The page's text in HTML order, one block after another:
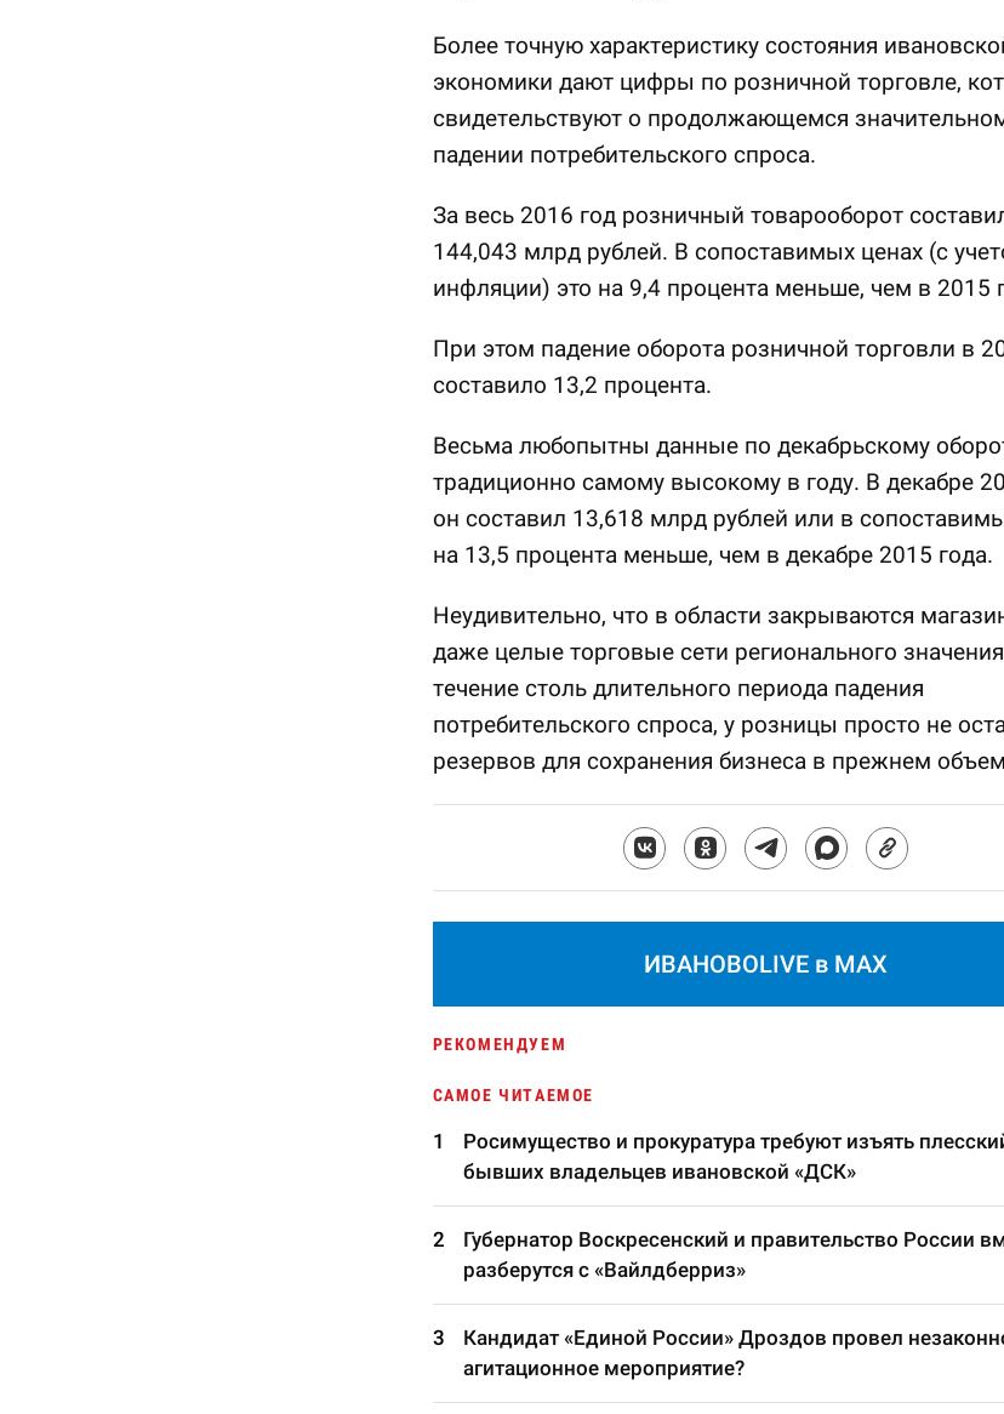
Более точную характеристику состояния
экономики дают цифры по розничной торговле,
свидетельствуют о продолжающемся
падении потребительского спроса.
За весь 2016 год розничный товарооборот
144,043 млрд рублей. В сопоставимых ценах (с
инфляции) это на 9,4 процента меньше, чем в 2015
При этом падение оборота розничной торговли в
составило 13,2 процента.
Весьма любопытны данные по декабрьскому
традиционно самому высокому в году. В декабре
он составил 13,618 млрд рублей или в
на 13,5 процента меньше, чем в декабре 2015 года.
Неудивительно, что в области закрываются
даже целые торговые сети регионального
течение столь длительного периода падения
потребительского спроса, у розницы просто не
резервов для сохранения бизнеса в прежнем
ИВАНОВОLIVE в MAX
РЕКОМЕНДУЕМ
САМОЕ ЧИТАЕМОЕ
Росимущество и прокуратура требуют изъять
бывших владельцев ивановской «ДСК»
Губернатор Воскресенский и правительство России
разберутся с «Вайлдберриз»
Кандидат «Единой России» Дроздов провел
агитационное мероприятие?